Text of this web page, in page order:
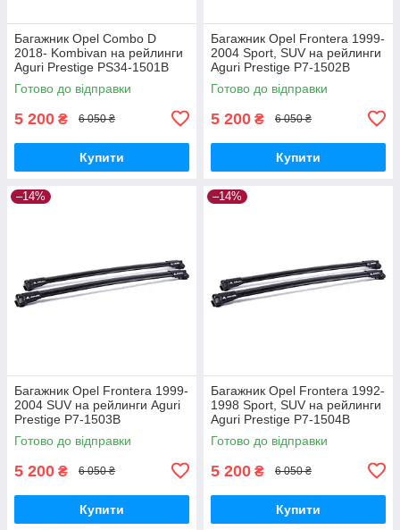
Багажник Opel Combo D
2018- Kombivan на рейлинги
Aguri Prestige PS34-1501B
Готово до відправки
5 200 ₴ 6 050 ₴
Купити
Багажник Opel Frontera 1999-
2004 Sport, SUV на рейлинги
Aguri Prestige P7-1502B
Готово до відправки
5 200 ₴ 6 050 ₴
Купити
–14%
Багажник Opel Frontera 1999-
2004 SUV на рейлинги Aguri
Prestige P7-1503B
Готово до відправки
5 200 ₴ 6 050 ₴
Купити
–14%
Багажник Opel Frontera 1992-
1998 Sport, SUV на рейлинги
Aguri Prestige P7-1504B
Готово до відправки
5 200 ₴ 6 050 ₴
Купити